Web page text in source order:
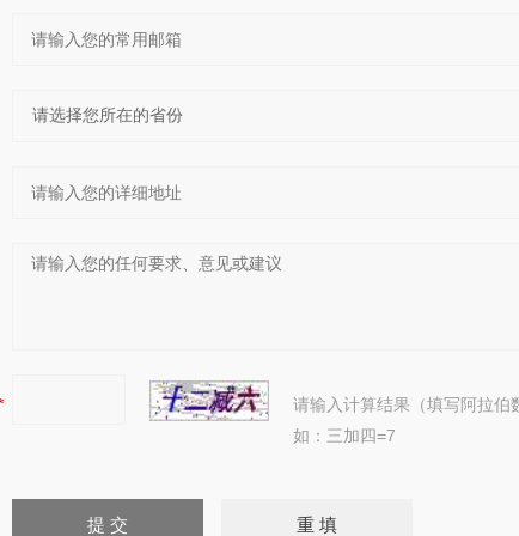
请输入计算结果（填写阿拉伯
如：三加四=7